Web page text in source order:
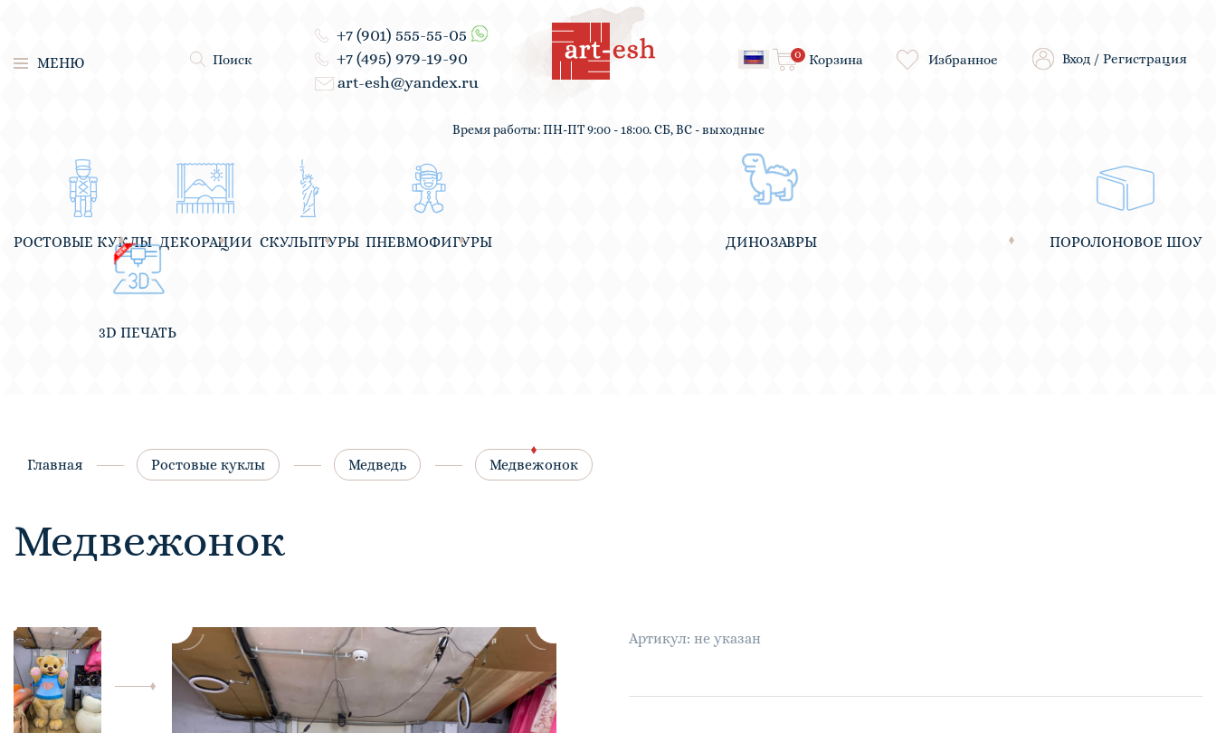
МЕНЮ Поиск
+7 (901) 555-55-05
+7 (495) 979-19-90
art-esh@yandex.ru
Корзина
0 Избранное Вход / Регистрация
Время работы: ПН-ПТ 9:00 - 18:00. СБ, ВС - выходные
РОСТОВЫЕ КУКЛЫ ДЕКОРАЦИИ СКУЛЬПТУРЫ ПНЕВМОФИГУРЫ ДИНОЗАВРЫ ПОРОЛОНОВОЕ ШОУ
3D ПЕЧАТЬ
Главная Ростовые куклы Медведь Медвежонок
Медвежонок
Артикул: не указан